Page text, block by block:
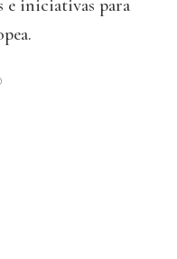
e iniciativas para